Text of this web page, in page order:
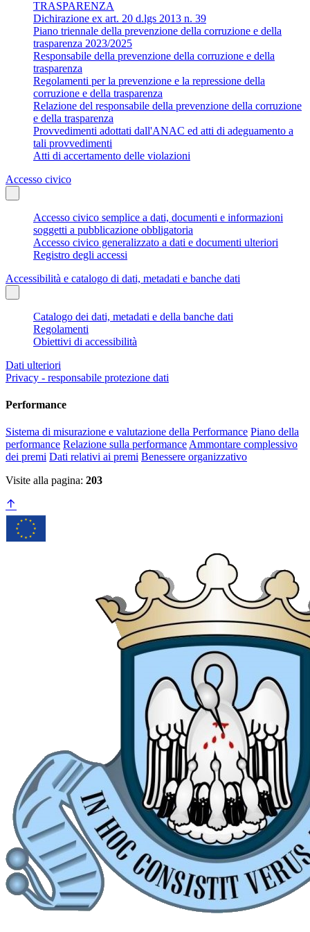
TRASPARENZA
Dichirazione ex art. 20 d.lgs 2013 n. 39
Piano triennale della prevenzione della corruzione e della
trasparenza 2023/2025
Responsabile della prevenzione della corruzione e della
trasparenza
Regolamenti per la prevenzione e la repressione della
corruzione e della trasparenza
Relazione del responsabile della prevenzione della corruzione
e della trasparenza
Provvedimenti adottati dall'ANAC ed atti di adeguamento a
tali provvedimenti
Atti di accertamento delle violazioni
Accesso civico
Accesso civico semplice a dati, documenti e informazioni
soggetti a pubblicazione obbligatoria
Accesso civico generalizzato a dati e documenti ulteriori
Registro degli accessi
Accessibilità e catalogo di dati, metadati e banche dati
Catalogo dei dati, metadati e della banche dati
Regolamenti
Obiettivi di accessibilità
Dati ulteriori
Privacy - responsabile protezione dati
Performance
Sistema di misurazione e valutazione della Performance Piano della
performance Relazione sulla performance Ammontare complessivo
dei premi Dati relativi ai premi Benessere organizzativo
Visite alla pagina: 203